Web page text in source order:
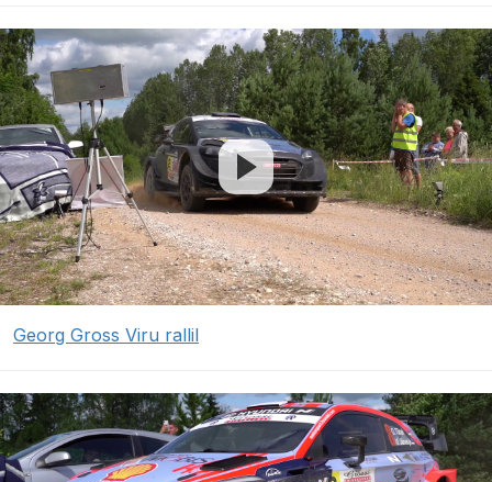
Georg Gross Viru rallil